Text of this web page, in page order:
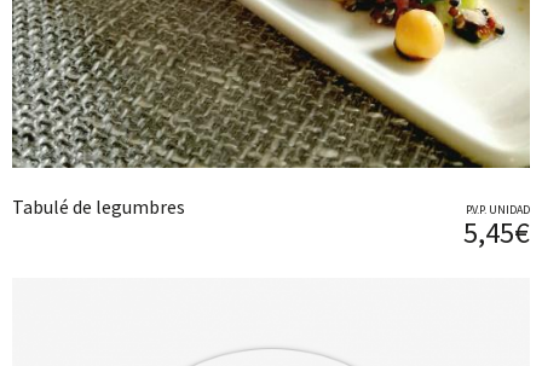
Tabulé de legumbres P.V.P. UNIDAD
5,45€